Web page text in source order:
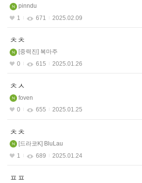
pinndu
1
671 2025.02.09
ㅊㅊ
중력진
복마주
0
615 2025.01.26
ㅊㅅ
foven
0
655 2025.01.25
ㅊㅊ
드라코K BluLau
1
689 2025.01.24
ㅍㅍ